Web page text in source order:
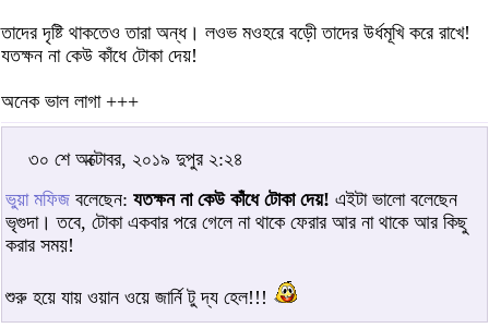
তাদের দৃষ্টি থাকতেও তারা অন্ধ। লওভ মওহরে বড়েী তাদের উর্ধমূখি করে রাখে!
যতক্ষন না কেউ কাঁধে টোকা দেয়!
অনেক ভাল লাগা +++
৩০ শে অক্টোবর, ২০১৯ দুপুর ২:২৪
ভুয়া মফিজ বলেছেন: যতক্ষন না কেউ কাঁধে টোকা দেয়! এইটা ভালো বলেছেন
ভৃগুদা। তবে, টোকা একবার পরে গেলে না থাকে ফেরার আর না থাকে আর কিছু
করার সময়!
শুরু হয়ে যায় ওয়ান ওয়ে জার্নি টু দ্য হেল!!!